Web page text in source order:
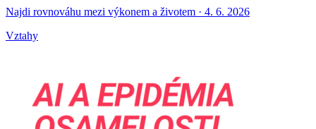
Najdi rovnováhu mezi výkonem a životem · 4. 6. 2026
Vztahy